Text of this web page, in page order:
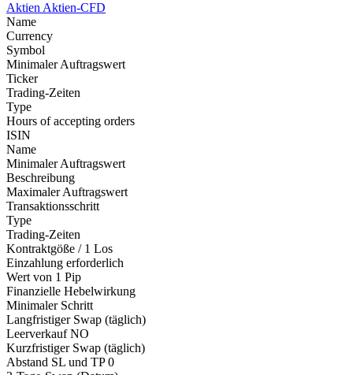
Aktien Aktien-CFD
Name
Currency
Symbol
Minimaler Auftragswert
Ticker
Trading-Zeiten
Type
Hours of accepting orders
ISIN
Name
Minimaler Auftragswert
Beschreibung
Maximaler Auftragswert
Transaktionsschritt
Type
Trading-Zeiten
Kontraktgöße / 1 Los
Einzahlung erforderlich
Wert von 1 Pip
Finanzielle Hebelwirkung
Minimaler Schritt
Langfristiger Swap (täglich)
Leerverkauf NO
Kurzfristiger Swap (täglich)
Abstand SL und TP 0